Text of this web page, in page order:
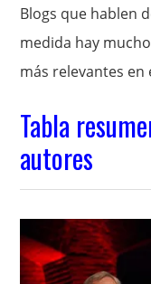
Blogs que hablen
medida hay
más relevantes en
Tabla
autores